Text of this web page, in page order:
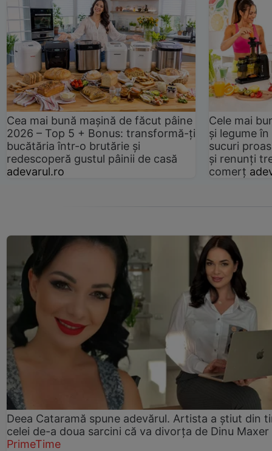
Cea mai bună mașină de făcut pâine
2026 – Top 5 + Bonus: transformă-ți
bucătăria într-o brutărie și
redescoperă gustul pâinii de casă
adevarul.ro
Cele mai
și legume
sucuri
și renunți
comerț
Deea Cataramă spune adevărul. Artista a știut din
celei de-a doua sarcini că va divorța de Dinu Maxer
PrimeTime